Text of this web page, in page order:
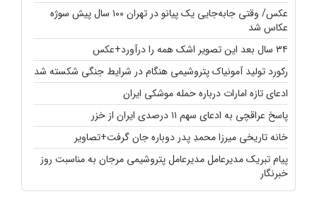
عکس/ وقتی جابه‌جایی یک پیانو در تهران ۱۰۰ سال پیش سوژه
عکاس شد
۳۴ سال بعد این تصویر اشک همه را درآورد+عکس
رکورد تولید آمونیاک پتروشیمی هنگام در شرایط جنگی شکسته شد
ادعای تازه امارات درباره حمله موشکی ایران
پاسخ عراقچی به ادعای سهم ۱۱ درصدی ایران از خزر
خانه تاریخی میرزا محمدِ پدر دوباره جان گرفت+تصاویر
پیام تبریک مدیرعامل مدیرعامل پتروشیمی مرجان به مناسبت روز
خبرنگار